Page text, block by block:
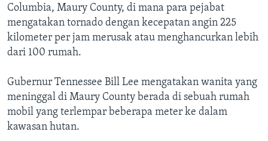
Columbia, Maury County, di mana para pejabat
mengatakan tornado dengan kecepatan angin 225
kilometer per jam merusak atau menghancurkan lebih
dari 100 rumah.
Gubernur Tennessee Bill Lee mengatakan wanita yang
meninggal di Maury County berada di sebuah rumah
mobil yang terlempar beberapa meter ke dalam
kawasan hutan.